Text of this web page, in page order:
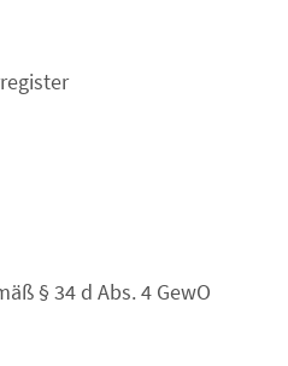
§ 34 d Abs. 4 GewO